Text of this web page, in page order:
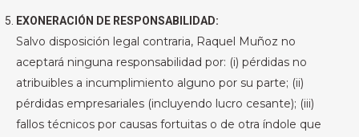
EXONERACIÓN DE RESPONSABILIDAD:
Salvo disposición legal contraria, Raquel Muñoz no
aceptará ninguna responsabilidad por: (i) pérdidas no
atribuibles a incumplimiento alguno por su parte; (ii)
pérdidas empresariales (incluyendo lucro cesante); (iii)
fallos técnicos por causas fortuitas o de otra índole que